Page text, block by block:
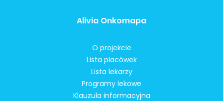
Alivia Onkomapa
O projekcie
Lista placówek
Lista lekarzy
Programy lekowe
Klauzula informacyjna